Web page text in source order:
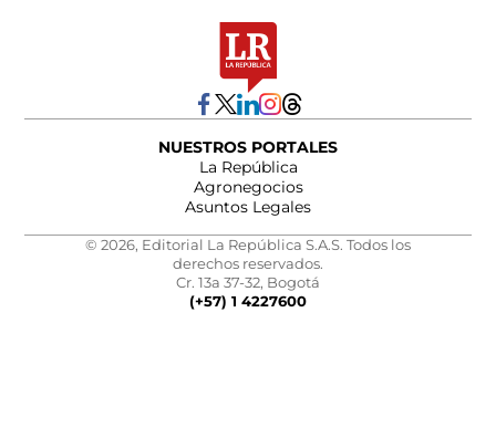
NUESTROS PORTALES
La República
Agronegocios
Asuntos Legales
© 2026, Editorial La República S.A.S. Todos los
derechos reservados.
Cr. 13a 37-32, Bogotá
(+57) 1 4227600